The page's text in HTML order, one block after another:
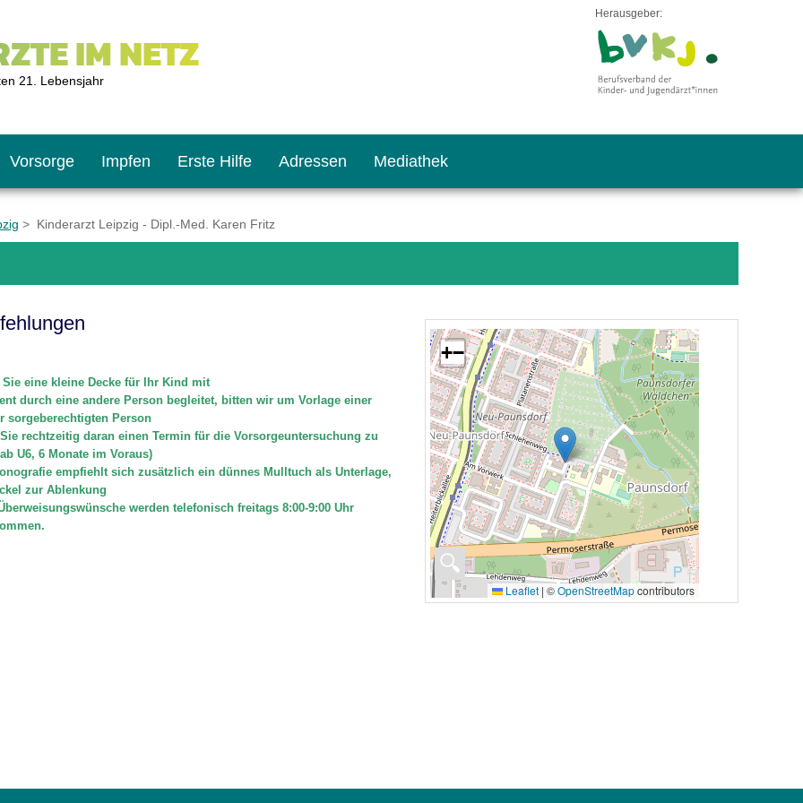
IM NETZ
21. Lebensjahr
Herausgeber:
Vorsorge Impfen Erste Hilfe Adressen Mediathek
Bildschirmmediengebrauch
> Kinderarzt Leipzig - Dipl.-Med. Karen Fritz
eine kleine Decke für Ihr Kind mit
durch eine andere Person begleitet, bitten wir um Vorlage einer
sorgeberechtigten Person
rechtzeitig daran einen Termin für die Vorsorgeuntersuchung zu
U6, 6 Monate im Voraus)
empfiehlt sich zusätzlich ein dünnes Mulltuch als Unterlage,
zur Ablenkung
werden telefonisch freitags 8:00-9:00 Uhr
🔍
+−
Leaflet | ©OpenStreetMapcontributors